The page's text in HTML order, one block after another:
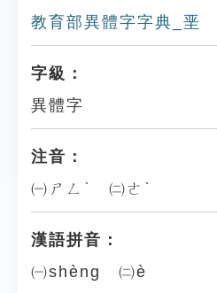
教育部異體字字典_垩
字級：
異體字
注音：
㈠ㄕㄥˋ ㈡ㄜˋ
漢語拼音：
㈠shèng ㈡è